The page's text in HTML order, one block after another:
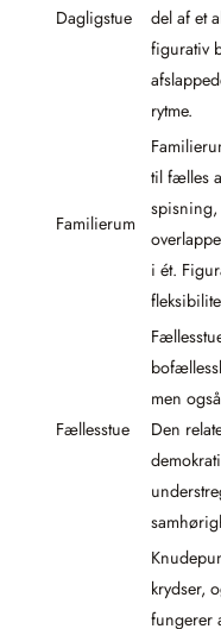
Dagligstue
del af et
figurativ
rytme.
Familierum
til fælles
spisning,
i ét.
Fællesstue
men
Den
krydser,
fungerer